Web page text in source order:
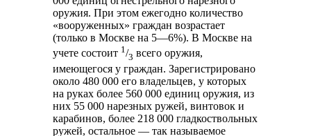
оружия. При этом ежегодно количество
«вооруженных» граждан возрастает
(только в Москве на 5—6%). В Москве на
учете состоит 1/3 всего оружия,
имеющегося у граждан. Зарегистрировано
около 480 000 его владельцев, у которых
на руках более 560 000 единиц оружия, из
них 55 000 нарезных ружей, винтовок и
карабинов, более 218 000 гладкоствольных
ружей, остальное — так называемое